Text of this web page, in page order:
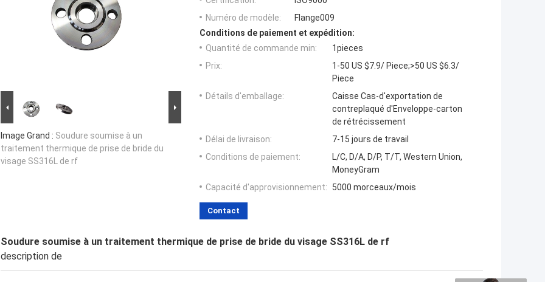
Image Grand : Soudure soumise à un
traitement thermique de prise de bride du
visage SS316L de rf
Numéro de modèle:
Flange009
Conditions de paiement et expédition:
Quantité de commande min:
1pieces
Prix:
1-50 US $7.9/ Piece;>50 US $6.3/
Piece
Détails d'emballage:
Caisse Cas-d'exportation de
contreplaqué d'Enveloppe-carton
de rétrécissement
Délai de livraison:
7-15 jours de travail
Conditions de paiement:
L/C, D/A, D/P, T/T, Western Union,
MoneyGram
Capacité d'approvisionnement:
5000 morceaux/mois
Contact
Soudure soumise à un traitement thermique de prise de bride du visage SS316L de rf
description de